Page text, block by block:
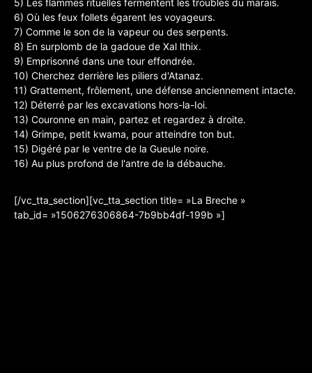
5) Les flammes rituelles fermentent les troubles du marais.
6) Où les feux follets égarent les voyageurs.
7) Comme le son de la vapeur ou des serpents.
8) En surplomb de la gadoue de Xal lthix.
9) Emprisonné dans une tour effondrée.
10) Cherchez derrière les piliers d'Atanaz.
11) Grattement, frôlement, une défense anciennement intacte.
12) Déterré par les excavations hors-la-Ioi.
13) Couronne en main, partez et regardez à droite.
14) Grimpe, petit kwama, pour atteindre ton but.
15) Digéré par le ventre de la Gueule noire.
16) Au plus profond de l'antre de la débauche.
[/vc_tta_section][vc_tta_section title= »La Breche »
tab_id= »1506276306864-7b9bb4df-199b »]